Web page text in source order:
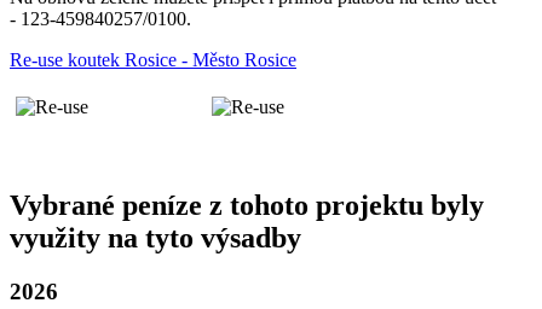
- 123-459840257/0100.
Re-use koutek Rosice - Město Rosice
Vybrané peníze z tohoto projektu byly
využity na tyto výsadby
2026